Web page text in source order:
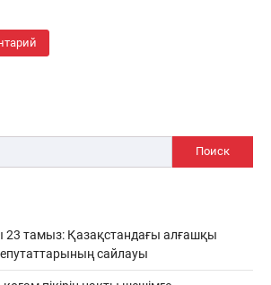
Поиск
тамыз: Қазақстандағы алғашқы
сайлауы